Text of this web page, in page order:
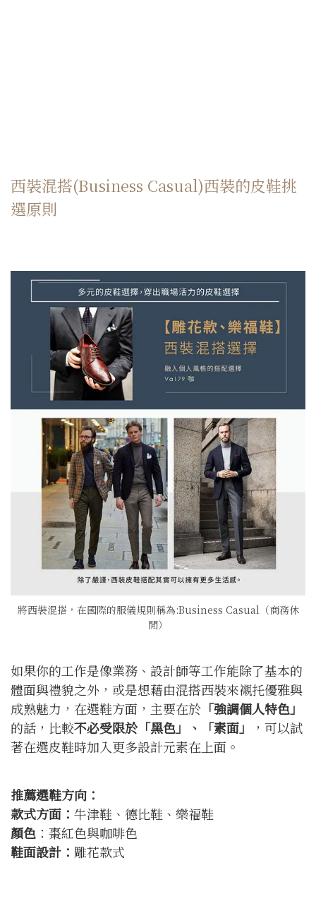
西裝混搭(Business Casual)西裝的皮鞋挑
選原則
將西裝混搭，在國際的服儀規則稱為:Business Casual（商務休
閒）
如果你的工作是像業務、設計師等工作能除了基本的
體面與禮貌之外，或是想藉由混搭西裝來襯托優雅與
成熟魅力，在選鞋方面，主要在於 「強調個人特色」
的話，比較不必受限於「黑色」、「素面」
，可以試
著在選皮鞋時加入更多設計元素在上面。
推薦選鞋方向：
款式方面： 牛津鞋、德比鞋、樂福鞋
顏色 ：棗紅色與咖啡色
鞋面設計： 雕花款式